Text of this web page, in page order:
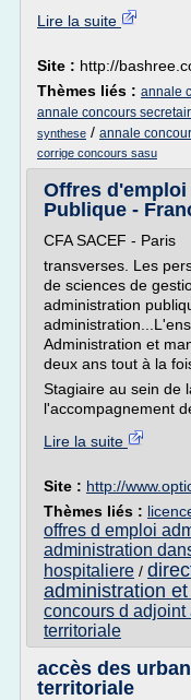
Lire la suite
Site : http://
Thèmes liés : annale
annale concours
synthese / annale
corrige concours sasu
Offres
Publique -
CFA SACEF - Paris
transverses. Les
de sciences de
administration
Administration et
deux ans tout à la
Stagiaire au sein de
l'accompagnement
Lire la suite
Site : http://
Thèmes liés :
offres d emploi
administration
hospitaliere /
administration
concours d
territoriale
accès des
territoriale